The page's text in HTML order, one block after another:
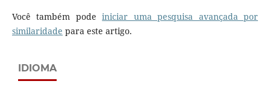
Você também podeiniciar uma pesquisa avançada por
similaridade para este artigo.
IDIOMA